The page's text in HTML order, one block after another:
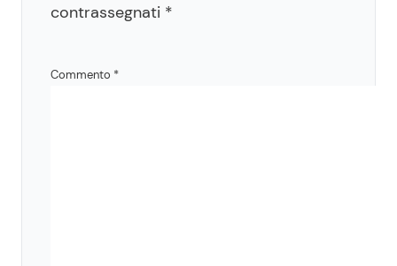
contrassegnati *
Commento *